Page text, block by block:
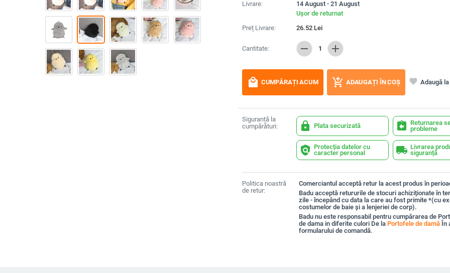
Livrare:
14 August - 21 August
Ușor de returnat
Preț Livrare:
26.52Lei
Cantitate: remove 1 add
local_mall CUMPĂRAȚI ACUM add_shopping_cart ADAUGAȚI ÎN COȘ favorite Adaugă
Siguranță la
cumpărături:
lock Plata securizată assignment_return Returnarea
probleme
policy Protecția datelor cu
caracter personal
local_shipping Livrarea
siguranță
Politica noastră
de retur:
Comerciantul acceptă retur la acest produs în
Badu acceptă retururile de stocuri achiziționate în
zile - începând cu data la care au fost primite *(cu
costumelor de baie și a lenjeriei de corp).
Badu nu este responsabil pentru cumpărarea de
de dama in diferite culori De la Portofele de damăÎn
formularului de comandă.